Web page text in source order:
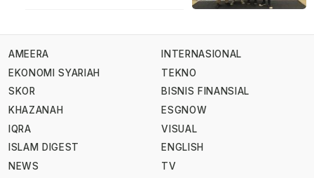
AMEERA
EKONOMI SYARIAH
SKOR
KHAZANAH
IQRA
ISLAM DIGEST
NEWS
INTERNASIONAL
TEKNO
BISNIS FINANSIAL
ESGNOW
VISUAL
ENGLISH
TV